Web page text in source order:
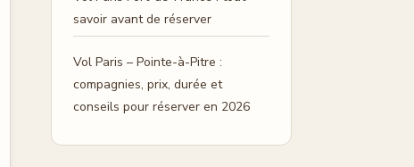
savoir avant de réserver
Vol Paris – Pointe-à-Pitre :
compagnies, prix, durée et
conseils pour réserver en 2026